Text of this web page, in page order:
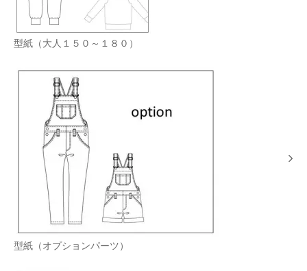
型紙（大人１５０～１８０）
型紙（オプションパーツ）